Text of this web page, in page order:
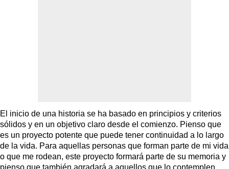
El inicio de una historia se ha basado en principios y criterios
sólidos y en un objetivo claro desde el comienzo. Pienso que
es un proyecto potente que puede tener continuidad a lo largo
de la vida. Para aquellas personas que forman parte de mi vida
o que me rodean, este proyecto formará parte de su memoria y
pienso que también agradará a aquellos que lo contemplen